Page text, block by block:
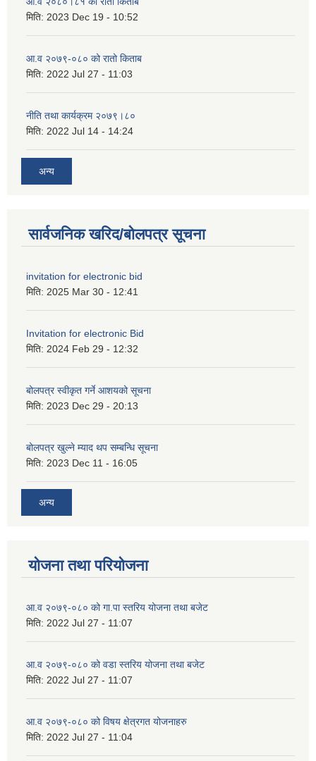
मिति: 2023 Dec 19 - 10:52
आ.व २०७९-०८० को रातो किताब
मिति: 2022 Jul 27 - 11:03
नीति तथा कार्यक्रम २०७९।८०
मिति: 2022 Jul 14 - 14:24
अन्य
सार्वजनिक खरिद/बोलपत्र सूचना
invitation for electronic bid
मिति: 2025 Mar 30 - 12:41
Invitation for electronic Bid
मिति: 2024 Feb 29 - 12:32
बोलपत्र स्वीकृत गर्ने आशयको सूचना
मिति: 2023 Dec 29 - 20:13
बोलपत्र खुल्ने म्याद थप सम्बन्धि सूचना
मिति: 2023 Dec 11 - 16:05
अन्य
योजना तथा परियोजना
आ.व २०७९-०८० को गा.पा स्तरिय योजना तथा बजेट
मिति: 2022 Jul 27 - 11:07
आ.व २०७९-०८० को वडा स्तरिय योजना तथा बजेट
मिति: 2022 Jul 27 - 11:07
आ.व २०७९-०८० को विषय क्षेत्रगत योजनाहरु
मिति: 2022 Jul 27 - 11:04